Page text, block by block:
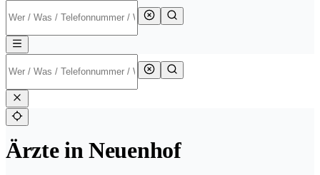
Ärzte in Neuenhof